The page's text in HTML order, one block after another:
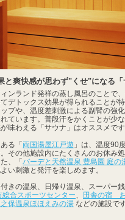
と爽快感が思わず"くせ"になる「
ィンランド発祥の蒸し風呂のことで
デトックス効果が得られることが
プや、温度差刺激による副腎の強
ています。普段汗をかくことが少
味わえる「サウナ」はオススメです
る「両国湯屋江戸遊 」は、温度90
その他施設内にたくさんのお休み
、「バーデと天然温泉 豊島園 庭の
い刺激と発汗を楽しめます。
きの温泉、日帰り温泉、スーパー
総合スポーツセンター
田舎の宿
之保温泉ほほえみの湯 などの施設で